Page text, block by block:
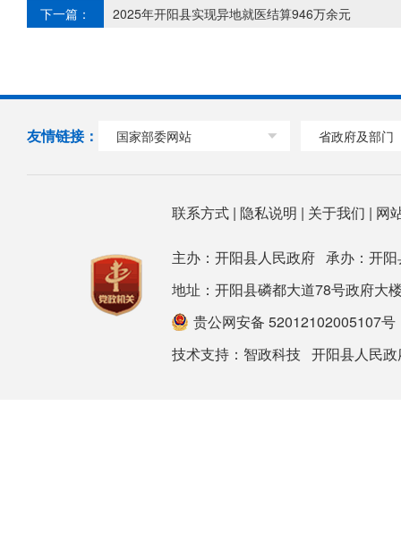
下一篇：
2025年开阳县实现异地就医结算946万余元
友情链接： 国家部委网站 省政府及部门
联系方式| 隐私说明 | 关于我们 | 网
主办：开阳县人民政府 承办：开
地址：开阳县磷都大道78号政府
贵公网安备 52012102005107号
技术支持： 智政科技 开阳县人民